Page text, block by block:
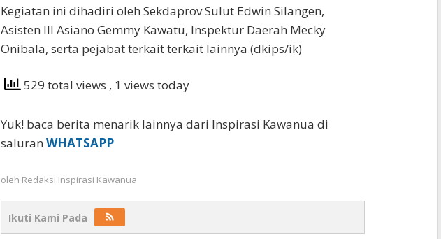
Kegiatan ini dihadiri oleh Sekdaprov Sulut Edwin Silangen,
Asisten III Asiano Gemmy Kawatu, Inspektur Daerah Mecky
Onibala, serta pejabat terkait terkait lainnya (dkips/ik)
529 total views , 1 views today
Yuk! baca berita menarik lainnya dari Inspirasi Kawanua di
saluran WHATSAPP
oleh Redaksi Inspirasi Kawanua
Ikuti Kami Pada